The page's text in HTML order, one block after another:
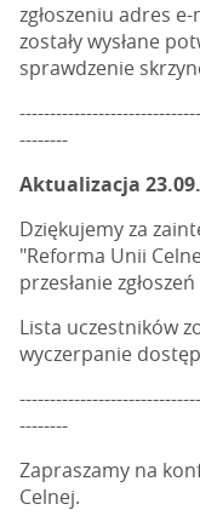
zgłoszeniu adres
zostały wysłane
sprawdzenie
--------
Aktualizacja
Dziękujemy za
"Reforma Unii
przesłanie
Lista uczestników
wyczerpanie
--------
Zapraszamy na
Celnej.